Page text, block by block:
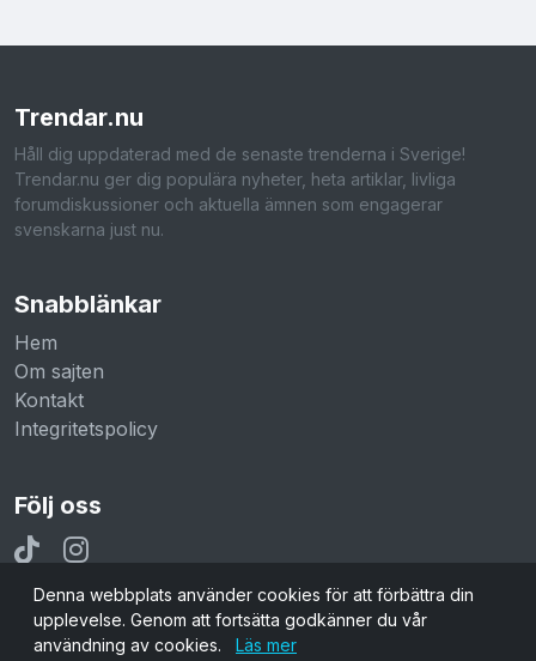
Trendar.nu
Håll dig uppdaterad med de senaste trenderna i Sverige!
Trendar.nu ger dig populära nyheter, heta artiklar, livliga
forumdiskussioner och aktuella ämnen som engagerar
svenskarna just nu.
Snabblänkar
Hem
Om sajten
Kontakt
Integritetspolicy
Följ oss
© 2026 Trendar.nu. Alla rättigheter reserverade.
Denna webbplats använder cookies för att förbättra din
upplevelse. Genom att fortsätta godkänner du vår
användning av cookies.
Läs mer